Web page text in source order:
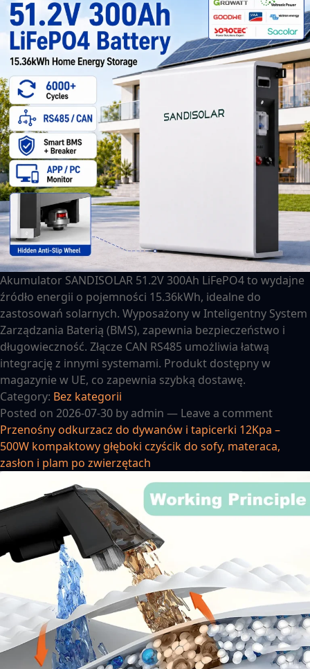
Akumulator SANDISOLAR 51.2V 300Ah LiFePO4 to wydajne
źródło energii o pojemności 15.36kWh, idealne do
zastosowań solarnych. Wyposażony w Inteligentny System
Zarządzania Baterią (BMS), zapewnia bezpieczeństwo i
długowieczność. Złącze CAN RS485 umożliwia łatwą
integrację z innymi systemami. Produkt dostępny w
magazynie w UE, co zapewnia szybką dostawę.
Category: Bez kategorii
Posted on 2026-07-30 by admin — Leave a comment
Przenośny odkurzacz do dywanów i tapicerki 12Kpa –
500W kompaktowy głęboki czyścik do sofy, materaca,
zasłon i plam po zwierzętach